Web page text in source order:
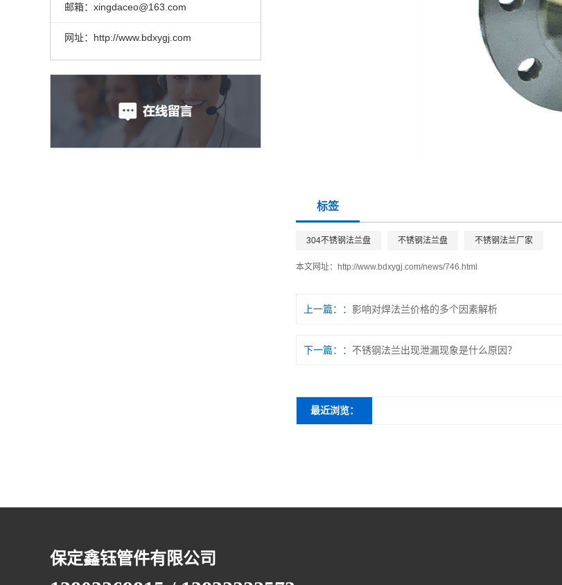
邮箱：xingdaceo@163.com
网址：http://www.bdxygj.com
标签
304不锈钢法兰盘 不锈钢法兰盘 不锈钢法兰厂家
本文网址： http://www.bdxygj.com/news/746.html
上一篇： 影响对焊法兰价格的多个因素解析
下一篇： 不锈钢法兰出现泄漏现象是什么原因？
最近浏览：
保定鑫钰管件有限公司